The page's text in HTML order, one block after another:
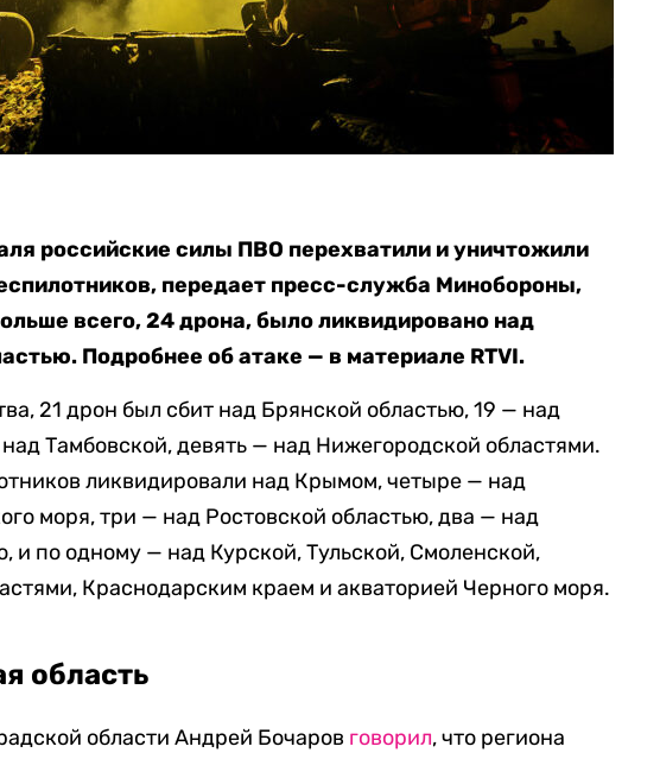
российские силы ПВО перехватили и уничтожили
передает пресс-служба Минобороны,
всего, 24 дрона, было ликвидировано над
Подробнее об атаке — в материале RTVI.
21 дрон был сбит над Брянской областью, 19 — над
Тамбовской, девять — над Нижегородской областями.
ликвидировали над Крымом, четыре — над
моря, три — над Ростовской областью, два — над
и по одному — над Курской, Тульской, Смоленской,
Краснодарским краем и акваторией Черного моря.
область
области Андрей Бочаров говорил, что региона